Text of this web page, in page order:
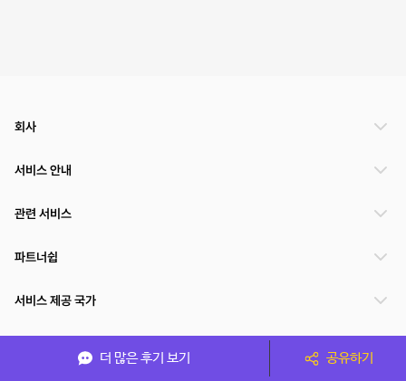
더 많은 후기 보기 공유하기
회사
서비스 안내
관련 서비스
파트너쉽
서비스 제공 국가
(주)NSPACE 사업자정보